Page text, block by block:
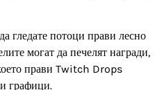
гледате потоци прави лесно
могат да печелят награди,
прави Twitch Drops
графици.